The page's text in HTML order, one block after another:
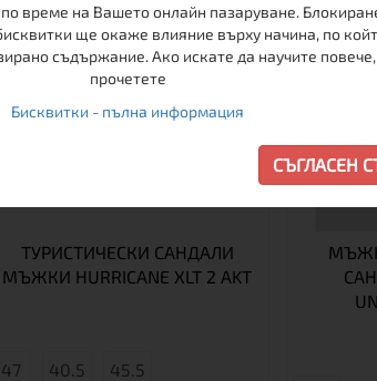
ТУРИСТИЧЕСКИ САНДАЛИ
МЪЖКИ HURRICANE XLT 2 AKT
47 40.5 45.5
време на Вашето онлайн пазаруване.
ще окаже влияние върху начина, по
съдържание. Ако искате да научите
прочетете
Бисквитки - пълна информация
СЪГЛАСЕН